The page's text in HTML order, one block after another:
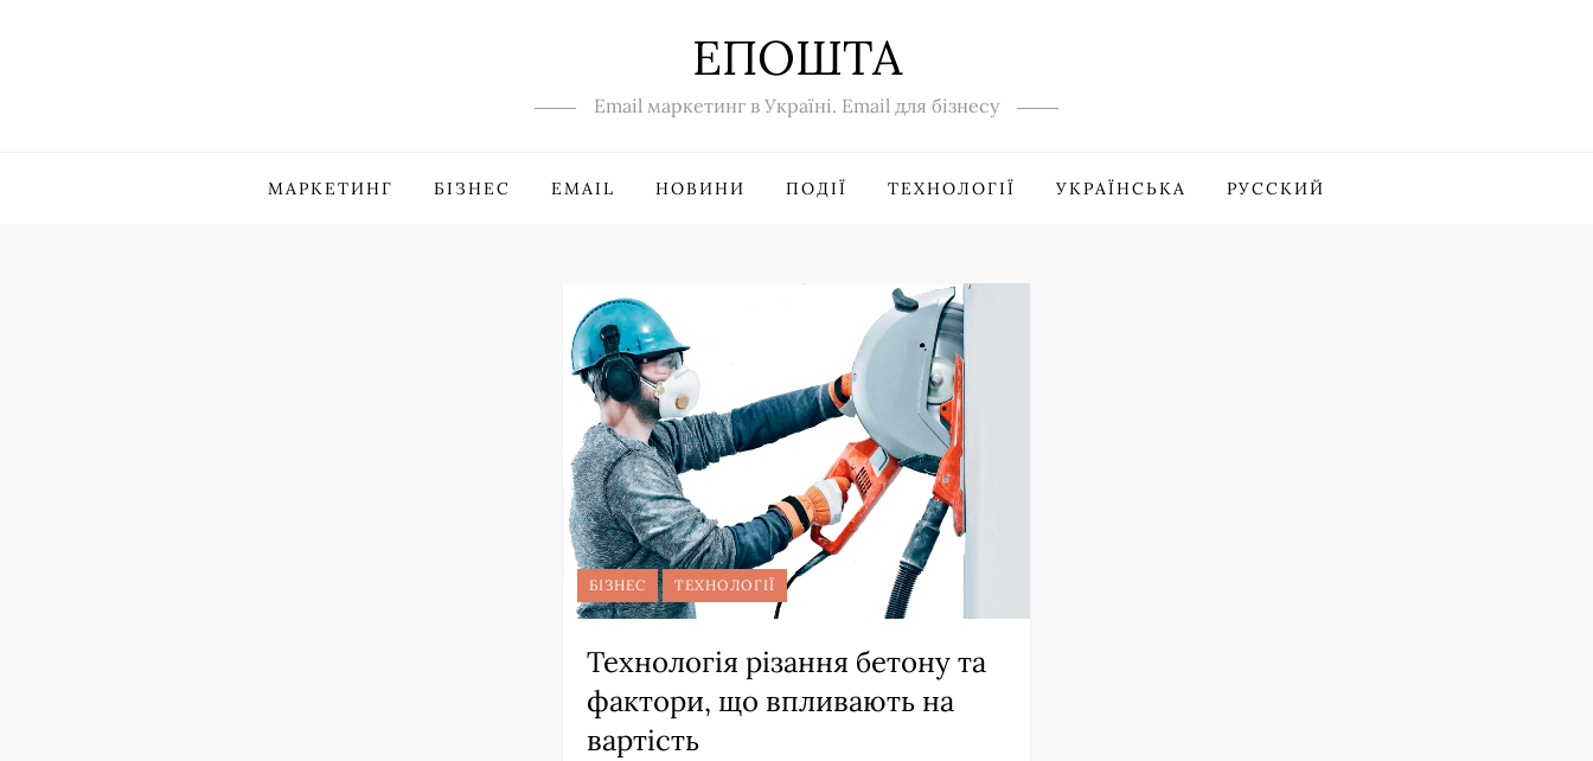
ЕПОШТА
Email маркетинг в Україні. Email для бізнесу
МАРКЕТИНГ БІЗНЕС EMAIL НОВИНИ ПОДІЇ ТЕХНОЛОГІЇ УКРАЇНСЬКА РУССКИЙ
БІЗНЕС ТЕХНОЛОГІЇ
Технологія різання бетону та
фактори, що впливають на
вартість